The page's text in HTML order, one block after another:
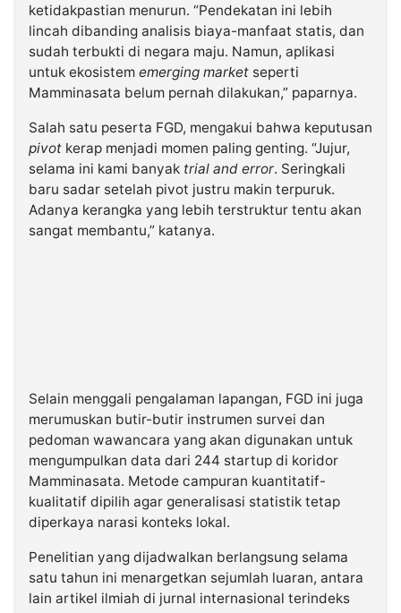
ketidakpastian menurun. “Pendekatan ini lebih
lincah dibanding analisis biaya-manfaat statis, dan
sudah terbukti di negara maju. Namun, aplikasi
untuk ekosistem emerging market seperti
Mamminasata belum pernah dilakukan,” paparnya.
Salah satu peserta FGD, mengakui bahwa keputusan
pivot kerap menjadi momen paling genting. “Jujur,
selama ini kami banyak trial and error. Seringkali
baru sadar setelah pivot justru makin terpuruk.
Adanya kerangka yang lebih terstruktur tentu akan
sangat membantu,” katanya.
Selain menggali pengalaman lapangan, FGD ini juga
merumuskan butir-butir instrumen survei dan
pedoman wawancara yang akan digunakan untuk
mengumpulkan data dari 244 startup di koridor
Mamminasata. Metode campuran kuantitatif-
kualitatif dipilih agar generalisasi statistik tetap
diperkaya narasi konteks lokal.
Penelitian yang dijadwalkan berlangsung selama
satu tahun ini menargetkan sejumlah luaran, antara
lain artikel ilmiah di jurnal internasional terindeks